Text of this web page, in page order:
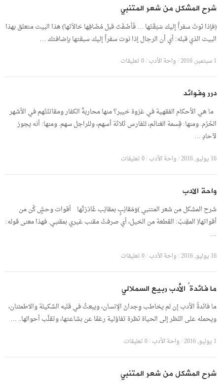
شرح المشكل من شعر المتنبي
(فإذا نَوتْ سفراً إليك سَبَقْتَها … فَأضَفْتَ قبل مُضَافِها حَالاَتها) هذا البيت متعلق بهذا
البيت الذي قبله: أي أن الرجال إذا نوت سفراً إليك سبقتها بإضافتك …
1 سبتمبر, 2016 /واحة الأدب/0 تعليقات
درر وفوائد
ما هي الأحكام الفقهية في غزوة خيبر؟ منها محاربةُ الكفار ومقاتلتُهم في الأشهر
الحُرُم. ومنها: قِسمة الغنائم، للفارس ثلاثة أسهم، وللراجل سهم. ومنها: أنه يجوز
لآحادِ …
16 يوليو, 2016 /واحة الأدب/0 تعليقات
واحة الادب
شرح المشكل من شعر المتنبي )وَمَقانِبٍ بمقانِب غَادَرْتُها أقوات وحشٍ كُن من
أقواتها( المقِنبُ: القطعة من الخيل، أي صرفتُ مقنب غيري بمقنبي. فهذا معنى قوله:
…
16 يوليو, 2016 /واحة الأدب/0 تعليقات
ما فائدةُ الأدب ربيع السملالي
ما فائدةُ الأدب إن لم يخاطب وِجدانَ الإنسان، ويبعثُ في قلبه السَّكينَة والاطمئنان،
ويحمله على النّظر إلى الحياة نَظرة تفاؤلية رغمًا عن بشاعتها، وتقلّب أحوالها.. …
1 يوليو, 2016 /واحة الأدب/0 تعليقات
شرح المشكل من شعر المتنبي